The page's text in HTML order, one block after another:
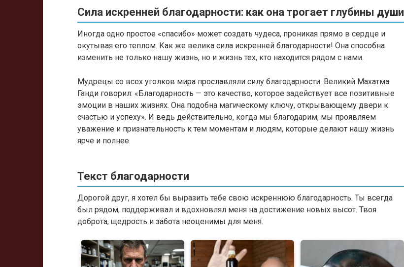
Сила искренней благодарности: как она трогает глубины души
Иногда одно простое «спасибо» может создать чудеса, проникая прямо в сердце и
окутывая его теплом. Как же велика сила искренней благодарности! Она способна
изменить не только нашу жизнь, но и жизнь тех, кто находится рядом с нами.
Мудрецы со всех уголков мира прославляли силу благодарности. Великий Махатма
Ганди говорил: «Благодарность — это качество, которое задействует все позитивные
эмоции в наших жизнях. Она подобна магическому ключу, открывающему двери к
счастью и успеху». И ведь действительно, когда мы благодарим, мы проявляем
уважение и признательность к тем моментам и людям, которые делают нашу жизнь
ярче и полнее.
Текст благодарности
Дорогой друг, я хотел бы выразить тебе свою искреннюю благодарность. Ты всегда
был рядом, поддерживал и вдохновлял меня на достижение новых высот. Твоя
доброта, щедрость и забота неоценимы для меня.